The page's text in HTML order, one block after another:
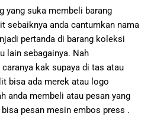
yang suka membeli barang
sebaiknya anda cantumkan nama
pertanda di barang koleksi
lain sebagainya. Nah
caranya kak supaya di tas atau
bisa ada merek atau logo
anda membeli atau pesan yang
pesan mesin embos press .